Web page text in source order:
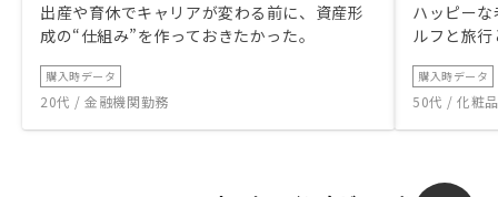
出産や育休でキャリアが変わる前に、資産形
成の“仕組み”を作っておきたかった。
購入時データ
20代 / 金融機関勤務
ハッピー
ルフと旅
購入時データ
50代 / 化粧